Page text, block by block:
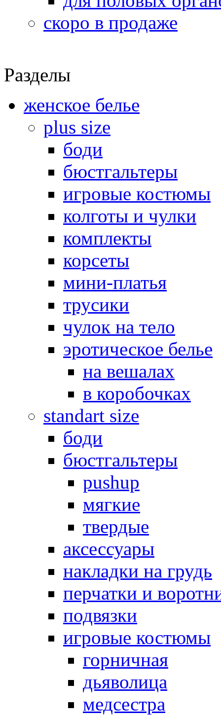
скоро в продаже
Разделы
женское белье
plus size
боди
бюстгальтеры
игровые костюмы
колготы и чулки
комплекты
корсеты
мини-платья
трусики
чулок на тело
эротическое белье
на вешалах
в коробочках
standart size
боди
бюстгальтеры
pushup
мягкие
твердые
аксессуары
накладки на грудь
перчатки и
подвязки
игровые костюмы
горничная
дьяволица
медсестра